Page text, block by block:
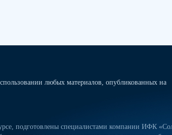
любых материалов, опубликованных на
подготовлены специалистами компании ИФК